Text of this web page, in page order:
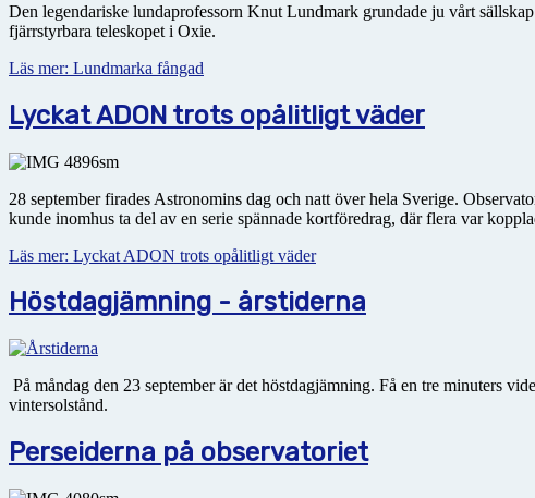
Den legendariske lundaprofessorn Knut Lundmark grundade ju vårt
fjärrstyrbara teleskopet i Oxie.
Läs mer: Lundmarka fångad
Lyckat ADON trots opålitligt väder
28 september firades Astronomins dag och natt över hela Sverige.
kunde inomhus ta del av en serie spännade kortföredrag, där flera var
Läs mer: Lyckat ADON trots opålitligt väder
Höstdagjämning - årstiderna
På måndag den 23 september är det höstdagjämning. Få en tre minuters
vintersolstånd.
Perseiderna på observatoriet